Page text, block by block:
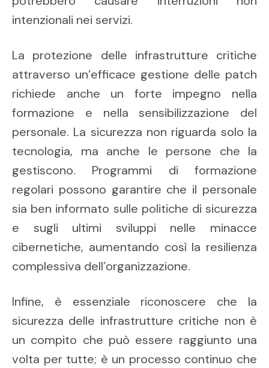
intenzionali nei servizi.
La protezione delle infrastrutture critiche
attraverso un’efficace gestione delle patch
richiede anche un forte impegno nella
formazione e nella sensibilizzazione del
personale. La sicurezza non riguarda solo la
tecnologia, ma anche le persone che la
gestiscono. Programmi di formazione
regolari possono garantire che il personale
sia ben informato sulle politiche di sicurezza
e sugli ultimi sviluppi nelle minacce
cibernetiche, aumentando così la resilienza
complessiva dell’organizzazione.
Infine, è essenziale riconoscere che la
sicurezza delle infrastrutture critiche non è
un compito che può essere raggiunto una
volta per tutte; è un processo continuo che